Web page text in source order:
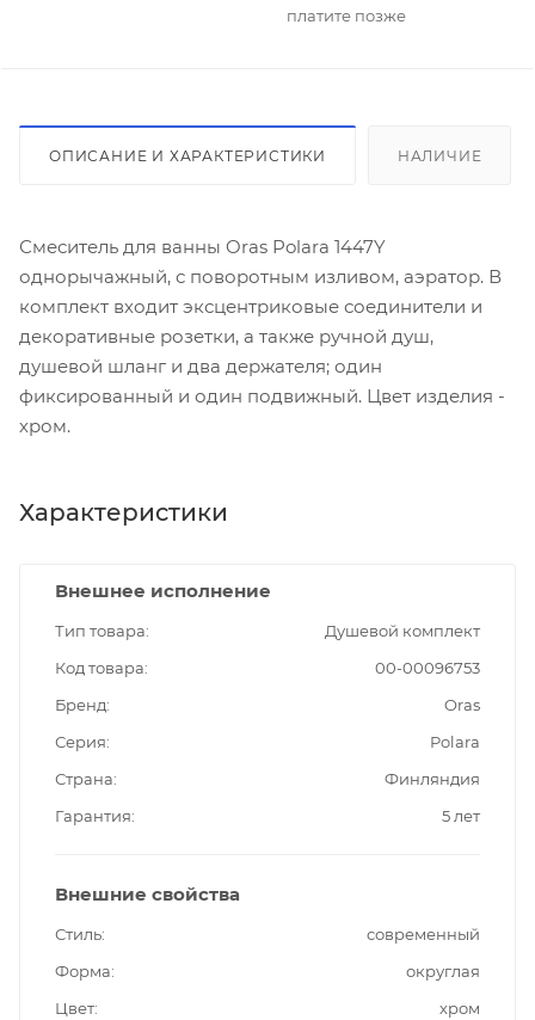
платите позже
ОПИСАНИЕ И ХАРАКТЕРИСТИКИ НАЛИЧИЕ
Смеситель для ванны Oras Polara 1447Y
однорычажный, с поворотным изливом, аэратор. В
комплект входит эксцентриковые соединители и
декоративные розетки, а также ручной душ,
душевой шланг и два держателя; один
фиксированный и один подвижный. Цвет изделия -
хром.
Характеристики
Внешнее исполнение
Тип товара
Душевой комплект
Код товара
00-00096753
Бренд
Oras
Серия
Polara
Страна
Финляндия
Гарантия
5 лет
Внешние свойства
Стиль
современный
Форма
округлая
Цвет
хром